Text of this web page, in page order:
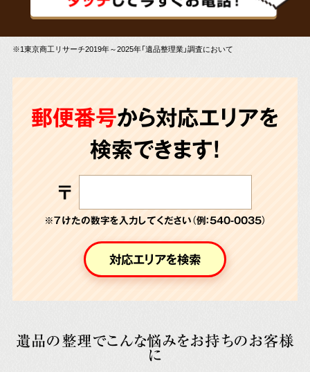
※1東京商工リサーチ2019年～2025年「遺品整理業」調査において
郵便番号から対応エリアを
検索できます!
〒
※７けたの数字を入力してください（例：540-0035）
対応エリアを検索
遺品の整理でこんな悩みをお持ちのお客様
に